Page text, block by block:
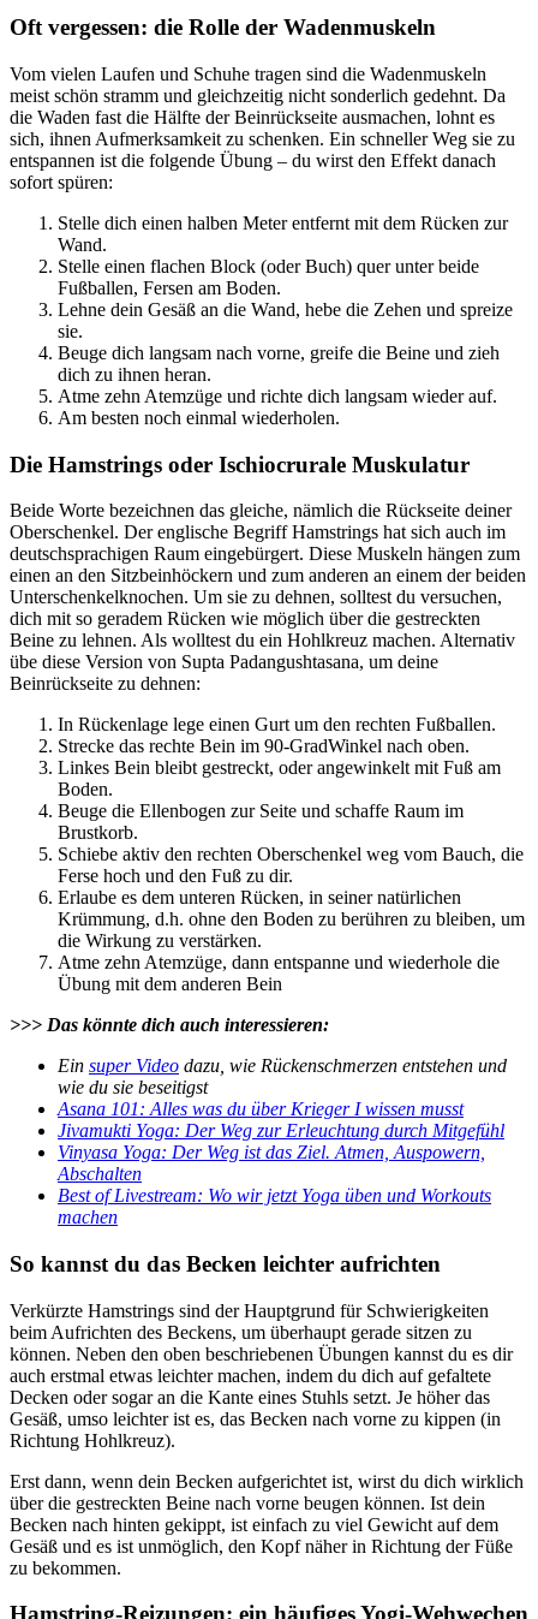
Oft vergessen: die Rolle der Wadenmuskeln
Vom vielen Laufen und Schuhe tragen sind die Wadenmuskeln
meist schön stramm und gleichzeitig nicht sonderlich gedehnt. Da
die Waden fast die Hälfte der Beinrückseite ausmachen, lohnt es
sich, ihnen Aufmerksamkeit zu schenken. Ein schneller Weg sie zu
entspannen ist die folgende Übung – du wirst den Effekt danach
sofort spüren:
Stelle dich einen halben Meter entfernt mit dem Rücken zur
Wand.
Stelle einen flachen Block (oder Buch) quer unter beide
Fußballen, Fersen am Boden.
Lehne dein Gesäß an die Wand, hebe die Zehen und spreize
sie.
Beuge dich langsam nach vorne, greife die Beine und zieh
dich zu ihnen heran.
Atme zehn Atemzüge und richte dich langsam wieder auf.
Am besten noch einmal wiederholen.
Die Hamstrings oder Ischiocrurale Muskulatur
Beide Worte bezeichnen das gleiche, nämlich die Rückseite deiner
Oberschenkel. Der englische Begriff Hamstrings hat sich auch im
deutschsprachigen Raum eingebürgert. Diese Muskeln hängen zum
einen an den Sitzbeinhöckern und zum anderen an einem der beiden
Unterschenkelknochen. Um sie zu dehnen, solltest du versuchen,
dich mit so geradem Rücken wie möglich über die gestreckten
Beine zu lehnen. Als wolltest du ein Hohlkreuz machen. Alternativ
übe diese Version von Supta Padangushtasana, um deine
Beinrückseite zu dehnen:
In Rückenlage lege einen Gurt um den rechten Fußballen.
Strecke das rechte Bein im 90-GradWinkel nach oben.
Linkes Bein bleibt gestreckt, oder angewinkelt mit Fuß am
Boden.
Beuge die Ellenbogen zur Seite und schaffe Raum im
Brustkorb.
Schiebe aktiv den rechten Oberschenkel weg vom Bauch, die
Ferse hoch und den Fuß zu dir.
Erlaube es dem unteren Rücken, in seiner natürlichen
Krümmung, d.h. ohne den Boden zu berühren zu bleiben, um
die Wirkung zu verstärken.
Atme zehn Atemzüge, dann entspanne und wiederhole die
Übung mit dem anderen Bein
>>> Das könnte dich auch interessieren:
Ein super Video dazu, wie Rückenschmerzen entstehen und
wie du sie beseitigst
Asana 101: Alles was du über Krieger I wissen musst
Jivamukti Yoga: Der Weg zur Erleuchtung durch Mitgefühl
Vinyasa Yoga: Der Weg ist das Ziel. Atmen, Auspowern,
Abschalten
Best of Livestream: Wo wir jetzt Yoga üben und Workouts
machen
So kannst du das Becken leichter aufrichten
Verkürzte Hamstrings sind der Hauptgrund für Schwierigkeiten
beim Aufrichten des Beckens, um überhaupt gerade sitzen zu
können. Neben den oben beschriebenen Übungen kannst du es dir
auch erstmal etwas leichter machen, indem du dich auf gefaltete
Decken oder sogar an die Kante eines Stuhls setzt. Je höher das
Gesäß, umso leichter ist es, das Becken nach vorne zu kippen (in
Richtung Hohlkreuz).
Erst dann, wenn dein Becken aufgerichtet ist, wirst du dich wirklich
über die gestreckten Beine nach vorne beugen können. Ist dein
Becken nach hinten gekippt, ist einfach zu viel Gewicht auf dem
Gesäß und es ist unmöglich, den Kopf näher in Richtung der Füße
zu bekommen.